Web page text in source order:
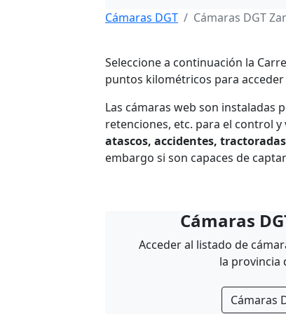
Cámaras DGT Cámaras DGT
Seleccione a continuación la
puntos kilométricos para
Las cámaras web son
retenciones, etc. para el control
atascos, accidentes,
embargo si son capaces de
Cámaras
Acceder al listado de
la provincia
Cámaras